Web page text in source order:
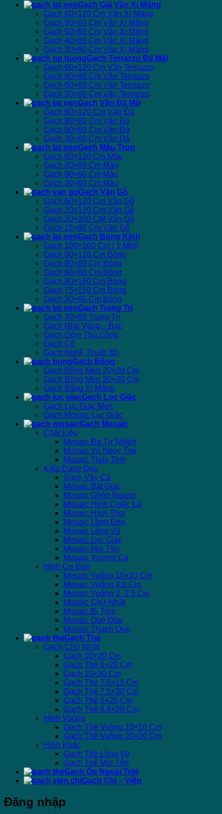
Gạch Giả Vân Xi Măng
Gạch 60×120 Cm Vân Xi Măng
Gạch 80×80 Cm Vân Xi Măng
Gạch 60×60 Cm Vân Xi Măng
Gạch 40×80 Cm Vân Xi Măng
Gạch 30×60 Cm Vân Xi Măng
Gạch Terrazzo Đá Mài
Gạch 60×120 Cm Vân Terrazzo
Gạch 80×80 Cm Vân Terrazzo
Gạch 60×60 Cm Vân Terrazzo
Gạch 30×60 Cm Vân Terrazzo
Gạch Vân Đá Mờ
Gạch 60×120 Cm Vân Đá
Gạch 80×80 Cm Vân Đá
Gạch 60×60 Cm Vân Đá
Gạch 30×60 Cm Vân Đá
Gạch Màu Trơn
Gạch 60×120 Cm Màu
Gạch 80×80 Cm Màu
Gạch 60×60 Cm Màu
Gạch 30×60 Cm Màu
Gạch Vân Gỗ
Gạch 60×120 Cm Vân Gỗ
Gạch 20×120 Cm Vân Gỗ
Gạch 20×100 CM Vân Gỗ
Gạch 15×80 Cm Vân Gỗ
Gạch Bóng Kính
Gạch 100×100 Cm ( 1 Mét)
Gạch 60×120 Cm Bóng
Gạch 80×80 Cm Bóng
Gạch 60×60 Cm Bóng
Gạch 80×160 Cm Bóng
Gạch 75×150 Cm Bóng
Gạch 30×60 Cm Bóng
Gạch Trang Trí
Gạch 30×60 Trang Trí
Gạch Nhủ Vàng – Bạc
Gạch Gốm Thủ Công
Gạch Cổ
Gạch Nghệ Thuật 3D
Gạch Bông
Gạch Bông Men 20×20 Cm
Gạch Bông Men 30×30 Cm
Gạch Bông Xi Măng
Gạch Lục Giác
Gạch Lục Giác Men
Gạch Mosaic Lục Giác
Gạch Mosaic
Chất Liệu
Mosaic Đá Tự Nhiên
Mosaic Vỏ Ngọc Trai
Mosaic Thủy Tinh
Kiểu Dáng Đẹp
Gạch Vảy Cá
Mosaic Bát Giác
Mosaic Ghép Ngang
Mosaic Hình Chiếc Lá
Mosaic Hình Thoi
Mosaic Lồng Đèn
Mosaic Lông Vũ
Mosaic Lục Giác
Mosaic Mũi Tên
Mosaic Xương Cá
Hình Cơ Bản
Mosaic Vuông 10×10 Cm
Mosaic Vuông 4.8 Cm
Mosaic Vuông 2 -2.5 Cm
Mosaic Chữ Nhật
Mosaic Bi Tròn
Mosaic Que Đũa
Mosaic Thanh Que
Gạch Thẻ
Gạch Chữ Nhật
Gạch 10×20 Cm
Gạch Thẻ 6×20 Cm
Gạch 10×30 Cm
Gạch Thẻ 7.5×15 Cm
Gạch Thẻ 7.5×30 Cm
Gạch Thẻ 5×20 Cm
Gạch Thẻ 6.8×28 Cm
Hình Vuông
Gạch Thẻ Vuông 10×10 Cm
Gạch Thẻ Vuông 20×20 Cm
Hình Khác
Gạch Thẻ Lông Vũ
Gạch Thẻ Mũi Tên
Gạch Ốp Ngoài Trời
Gạch Chỉ – Viền
Đăng nhập